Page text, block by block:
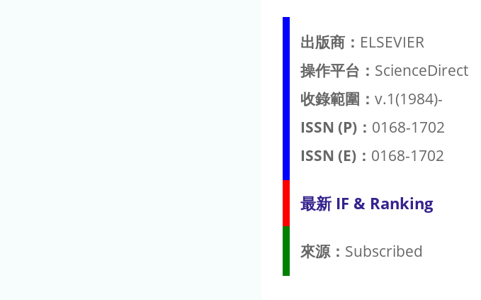
出版商： ELSEVIER
操作平台： ScienceDirect
收錄範圍： v.1(1984)-
ISSN (P)： 0168-1702
ISSN (E)： 0168-1702
最新 IF & Ranking
來源： Subscribed